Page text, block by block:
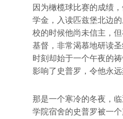
因为橄榄球比赛的成绩
学金，入读匹兹堡北边
校的时候他尚未信主，
基督，非常渴慕地研读
时刻却始于一个午夜的
影响了史普罗，令他永远
那是一个寒冷的冬夜，
学院宿舍的史普罗被一个